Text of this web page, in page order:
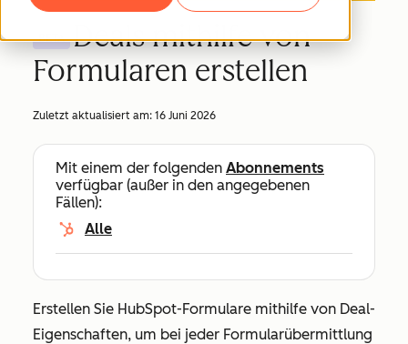
BETA
Deals mithilfe von
Formularen erstellen
Zuletzt aktualisiert am: 16 Juni 2026
Mit einem der folgenden Abonnements
verfügbar (außer in den angegebenen
Fällen):
Alle
Erstellen Sie HubSpot-Formulare mithilfe von Deal-
Eigenschaften, um bei jeder Formularübermittlung